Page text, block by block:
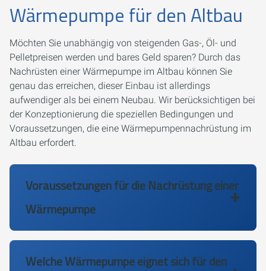
Wärmepumpe für den Altbau
Möchten Sie unabhängig von steigenden Gas-, Öl- und
Pelletpreisen werden und bares Geld sparen? Durch das
Nachrüsten einer Wärmepumpe im Altbau können Sie
genau das erreichen, dieser Einbau ist allerdings
aufwendiger als bei einem Neubau. Wir berücksichtigen bei
der Konzeptionierung die speziellen Bedingungen und
Voraussetzungen, die eine Wärmepumpennachrüstung im
Altbau erfordert.
Voraussetzungen für die Nachrüstung einer
Wärmepumpe
Welche Wärmepumpe eignet sich für den